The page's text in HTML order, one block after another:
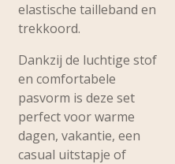
elastische tailleband en
trekkoord.
Dankzij de luchtige stof
en comfortabele
pasvorm is deze set
perfect voor warme
dagen, vakantie, een
casual uitstapje of